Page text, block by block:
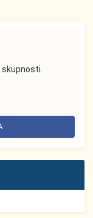
skupnosti.